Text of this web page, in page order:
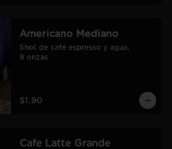
Americano Mediano
Shot de café espresso y agua.
9 onzas
$1.90
Cafe Latte Grande